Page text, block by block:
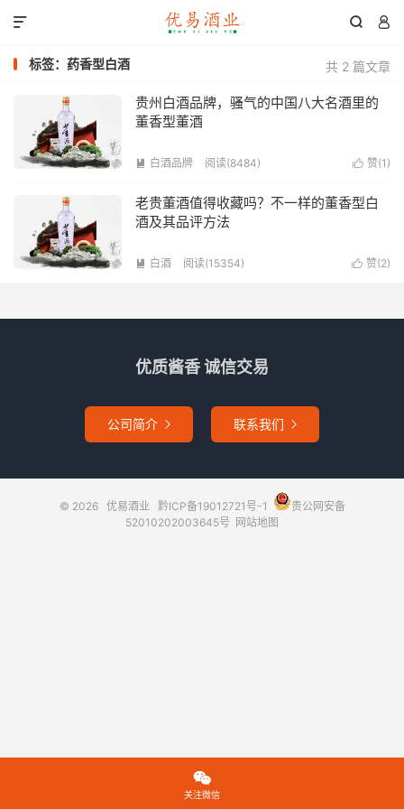
 

共 2 篇文章
标签：药香型白酒
贵州白酒品牌，骚气的中国八大名酒里的
董香型董酒
 赞(1 )
 白酒品牌 阅读(8484)
老贵董酒值得收藏吗？不一样的董香型白
酒及其品评方法
 赞(2)
 白酒 阅读(15354)
优质酱香 诚信交易
公司简介  联系我们 
© 2026 优易酒业 黔ICP备19012721号-1
贵公网安备
52010202003645号 网站地图

关注微信